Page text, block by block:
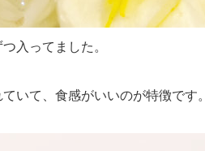
入ってました。
いて、食感がいいのが特徴です。